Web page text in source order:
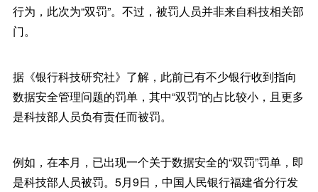
行为，此次为“双罚”。不过，被罚人员并非来自科技相关部
门。
据《银行科技研究社》了解，此前已有不少银行收到指向
数据安全管理问题的罚单，其中“双罚”的占比较小，且更多
是科技部人员负有责任而被罚。
例如，在本月，已出现一个关于数据安全的“双罚”罚单，即
是科技部人员被罚。5月9日，中国人民银行福建省分行发